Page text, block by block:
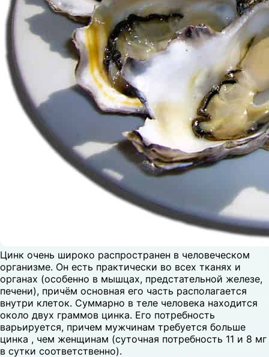
Цинк очень широко распространен в человеческом
организме. Он есть практически во всех тканях и
органах (особенно в мышцах, предстательной железе,
печени), причём основная его часть располагается
внутри клеток. Суммарно в теле человека находится
около двух граммов цинка. Его потребность
варьируется, причем мужчинам требуется больше
цинка , чем женщинам (суточная потребность 11 и 8 мг
в сутки соответственно).